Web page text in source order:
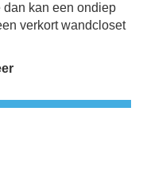
dan kan een ondiep
verkort wandcloset